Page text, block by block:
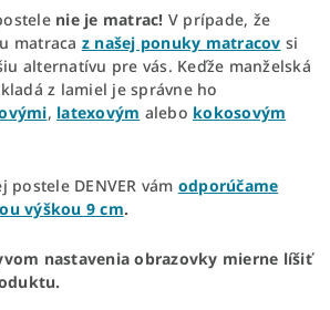
nie je matrac! V prípade, že
matraca z našej ponuky matracov si
alternatívu pre vás. Keďže manželská
z lamiel je správne ho
, latexovým alebo kokosovým
postele DENVER vám odporúčame
výškou 9 cm.
nastavenia obrazovky mierne líšiť